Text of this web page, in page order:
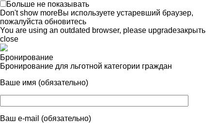
Больше не показывать
Don't show moreВы используете устаревший браузер,
пожалуйста обновитесь
You are using an outdated browser, please upgradeзакрыть
close
Бронирование
Бронирование для льготной категории граждан
Ваше имя (обязательно)
Ваш e-mail (обязательно)